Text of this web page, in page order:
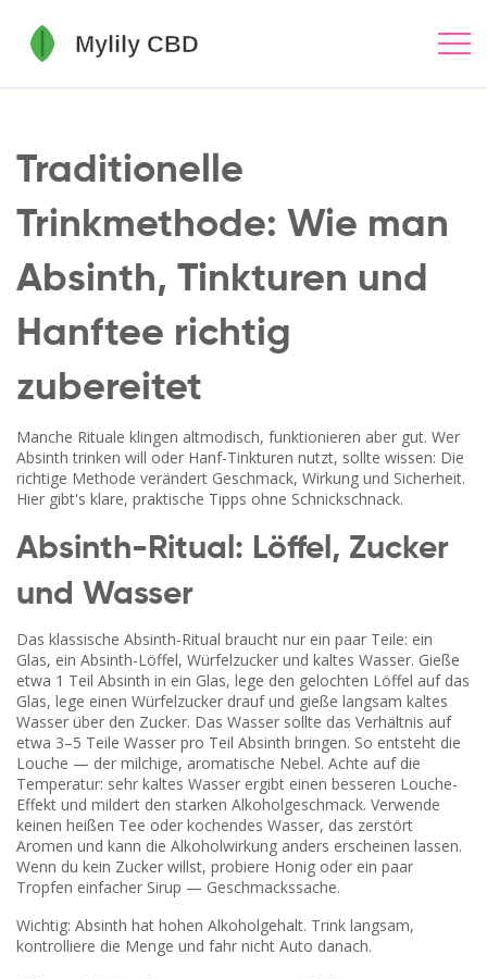
Traditionelle
Trinkmethode: Wie man
Absinth, Tinkturen und
Hanftee richtig
zubereitet
Manche Rituale klingen altmodisch, funktionieren aber gut. Wer
Absinth trinken will oder Hanf-Tinkturen nutzt, sollte wissen: Die
richtige Methode verändert Geschmack, Wirkung und Sicherheit.
Hier gibt's klare, praktische Tipps ohne Schnickschnack.
Absinth-Ritual: Löffel, Zucker
und Wasser
Das klassische Absinth-Ritual braucht nur ein paar Teile: ein
Glas, ein Absinth-Löffel, Würfelzucker und kaltes Wasser. Gieße
etwa 1 Teil Absinth in ein Glas, lege den gelochten Löffel auf das
Glas, lege einen Würfelzucker drauf und gieße langsam kaltes
Wasser über den Zucker. Das Wasser sollte das Verhältnis auf
etwa 3–5 Teile Wasser pro Teil Absinth bringen. So entsteht die
Louche — der milchige, aromatische Nebel. Achte auf die
Temperatur: sehr kaltes Wasser ergibt einen besseren Louche-
Effekt und mildert den starken Alkoholgeschmack. Verwende
keinen heißen Tee oder kochendes Wasser, das zerstört
Aromen und kann die Alkoholwirkung anders erscheinen lassen.
Wenn du kein Zucker willst, probiere Honig oder ein paar
Tropfen einfacher Sirup — Geschmackssache.
Wichtig: Absinth hat hohen Alkoholgehalt. Trink langsam,
kontrolliere die Menge und fahr nicht Auto danach.